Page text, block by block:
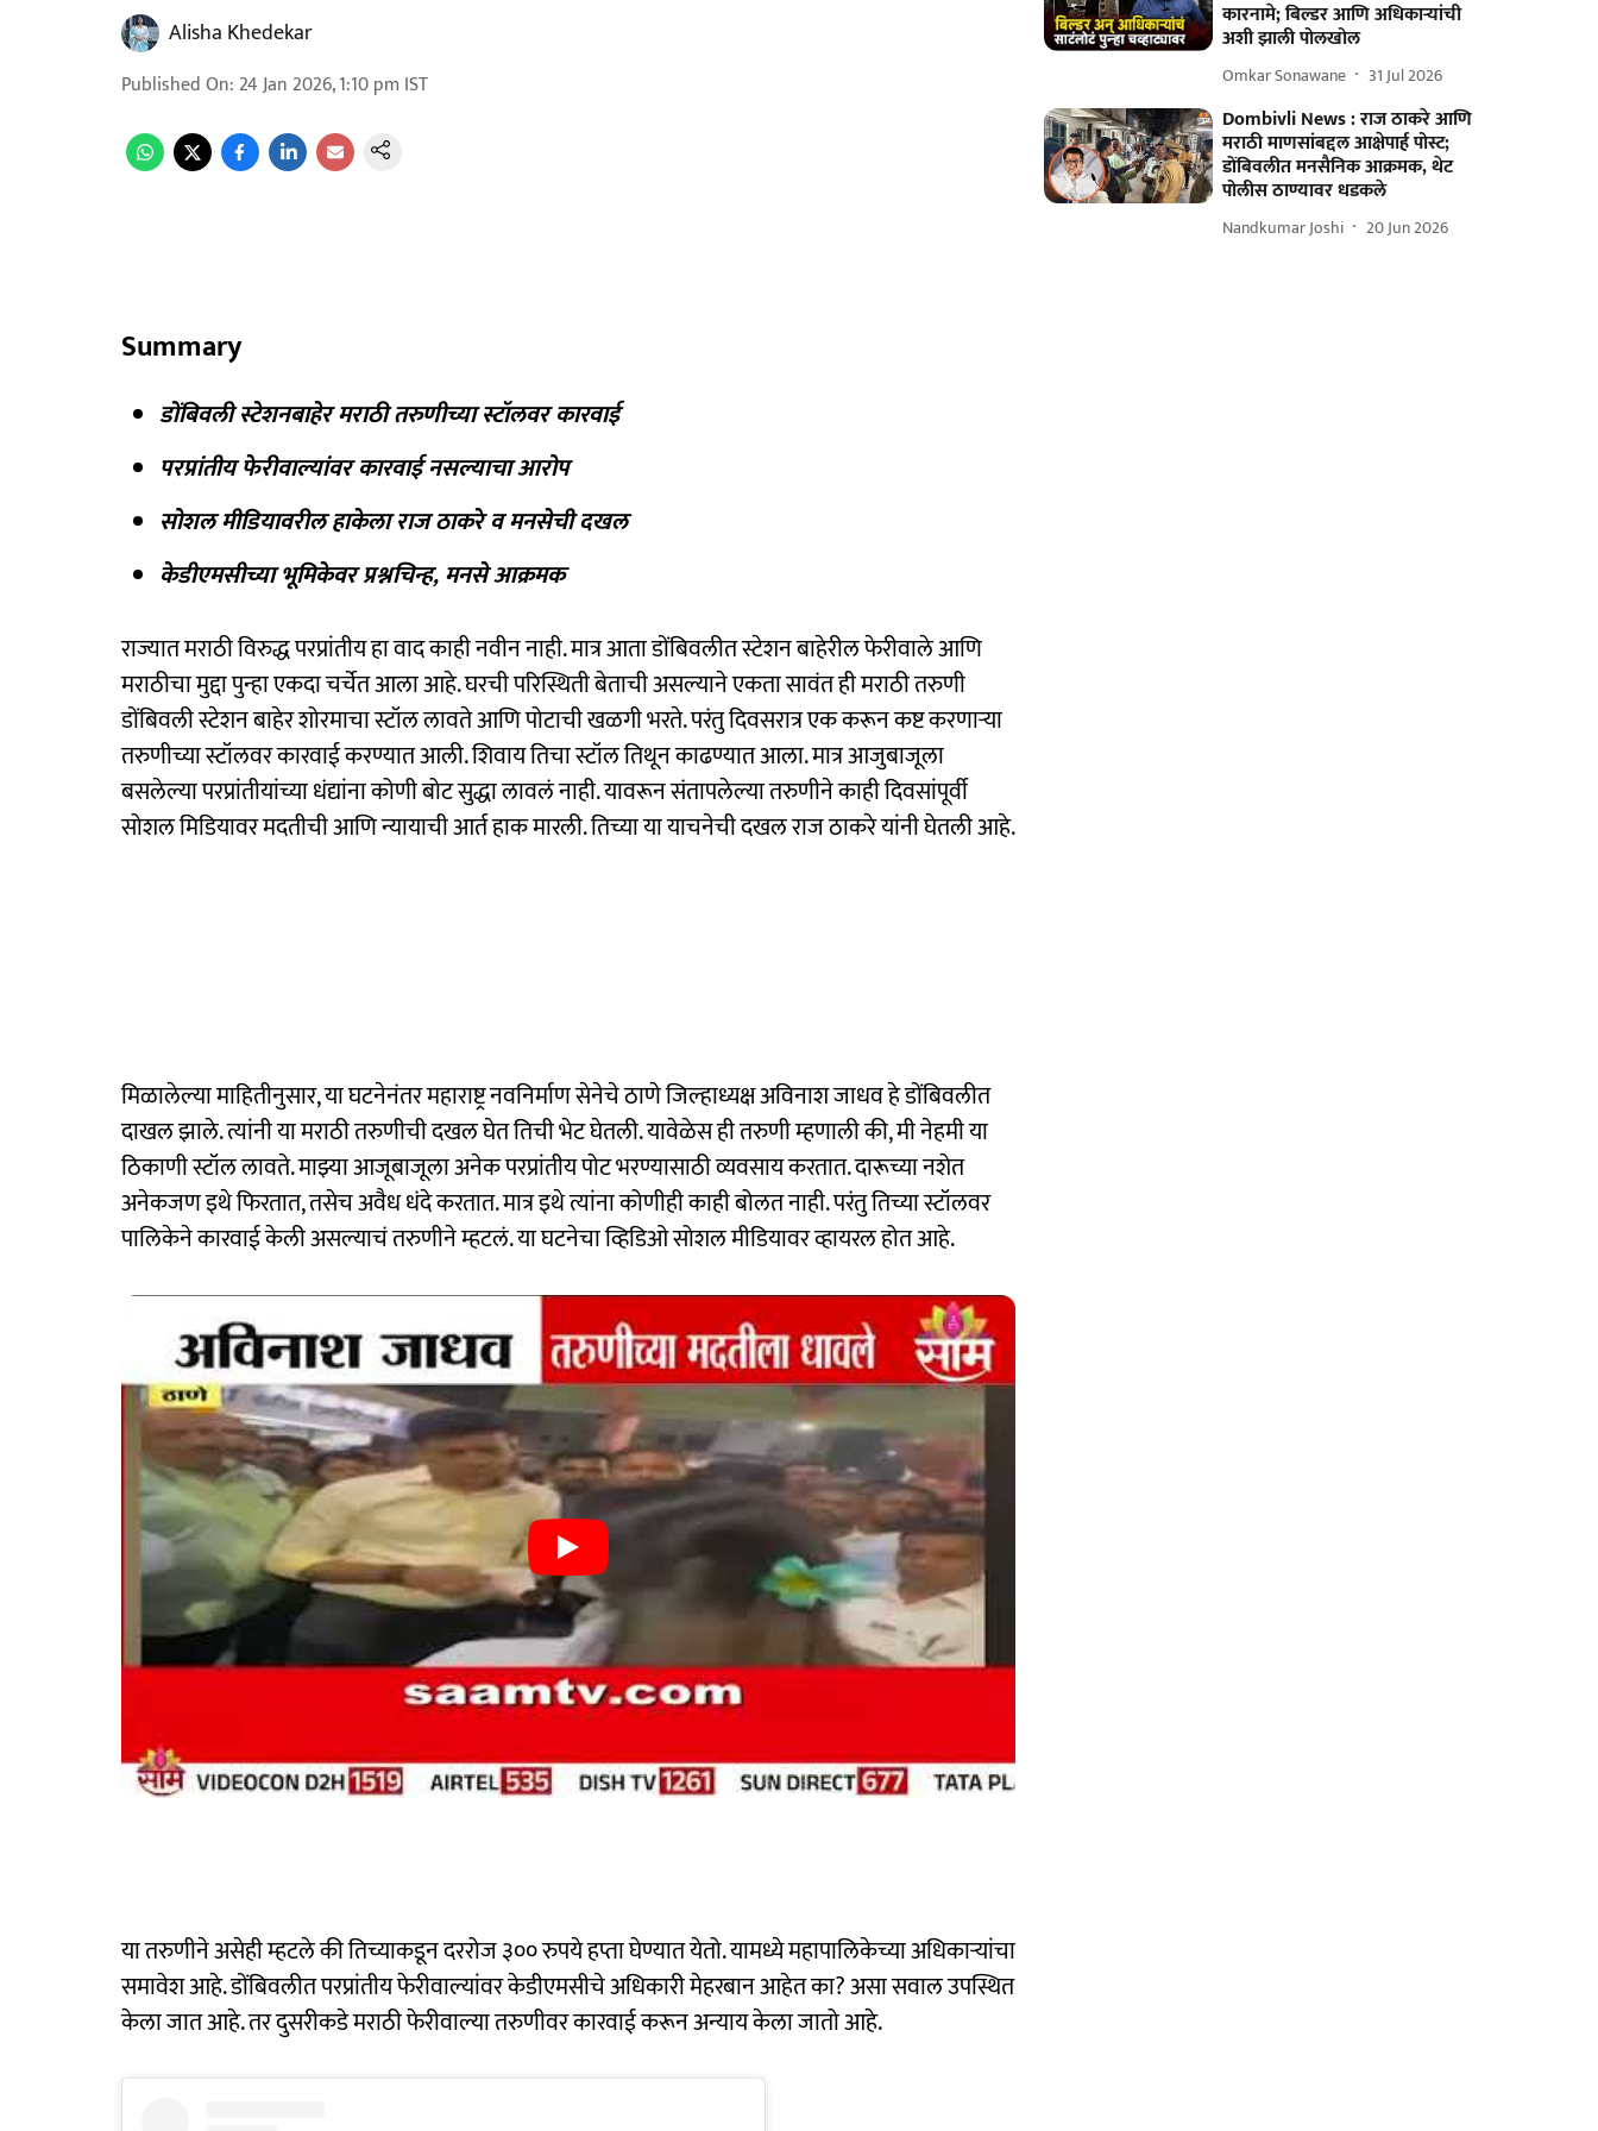
Alisha Khedekar
Published On: 24 Jan 2026, 1:10 pm IST
Summary
डोंबिवली स्टेशनबाहेर मराठी तरुणीच्या स्टॉलवर कारवाई
परप्रांतीय फेरीवाल्यांवर कारवाई नसल्याचा आरोप
सोशल मीडियावरील हाकेला राज ठाकरे व मनसेची दखल
केडीएमसीच्या भूमिकेवर प्रश्नचिन्ह, मनसे आक्रमक
राज्यात मराठी विरुद्ध परप्रांतीय हा वाद काही नवीन नाही. मात्र आता डोंबिवलीत स्टेशन बाहेरील फेरीवाले आणि
मराठीचा मुद्दा पुन्हा एकदा चर्चेत आला आहे. घरची परिस्थिती बेताची असल्याने एकता सावंत ही मराठी तरुणी
डोंबिवली स्टेशन बाहेर शोरमाचा स्टॉल लावते आणि पोटाची खळगी भरते. परंतु दिवसरात्र एक करून कष्ट करणाऱ्या
तरुणीच्या स्टॉलवर कारवाई करण्यात आली. शिवाय तिचा स्टॉल तिथून काढण्यात आला. मात्र आजुबाजूला
बसलेल्या परप्रांतीयांच्या धंद्यांना कोणी बोट सुद्धा लावलं नाही. यावरून संतापलेल्या तरुणीने काही दिवसांपूर्वी
सोशल मिडियावर मदतीची आणि न्यायाची आर्त हाक मारली. तिच्या या याचनेची दखल राज ठाकरे यांनी घेतली आहे.
मिळालेल्या माहितीनुसार, या घटनेनंतर महाराष्ट्र नवनिर्माण सेनेचे ठाणे जिल्हाध्यक्ष अविनाश जाधव हे डोंबिवलीत
दाखल झाले. त्यांनी या मराठी तरुणीची दखल घेत तिची भेट घेतली. यावेळेस ही तरुणी म्हणाली की, मी नेहमी या
ठिकाणी स्टॉल लावते. माझ्या आजूबाजूला अनेक परप्रांतीय पोट भरण्यासाठी व्यवसाय करतात. दारूच्या नशेत
अनेकजण इथे फिरतात, तसेच अवैध धंदे करतात. मात्र इथे त्यांना कोणीही काही बोलत नाही. परंतु तिच्या स्टॉलवर
पालिकेने कारवाई केली असल्याचं तरुणीने म्हटलं. या घटनेचा व्हिडिओ सोशल मीडियावर व्हायरल होत आहे.
या तरुणीने असेही म्हटले की तिच्याकडून दररोज ३०० रुपये हप्ता घेण्यात येतो. यामध्ये महापालिकेच्या अधिकाऱ्यांचा
समावेश आहे. डोंबिवलीत परप्रांतीय फेरीवाल्यांवर केडीएमसीचे अधिकारी मेहरबान आहेत का? असा सवाल उपस्थित
केला जात आहे. तर दुसरीकडे मराठी फेरीवाल्या तरुणीवर कारवाई करून अन्याय केला जातो आहे.
कारनामे; बिल्डर आणि अधिकाऱ्यांची
अशी झाली पोलखोल
Omkar Sonawane 31 Jul 2026
Dombivli News : राज ठाकरे आणि
मराठी माणसांबद्दल आक्षेपार्ह पोस्ट;
डोंबिवलीत मनसैनिक आक्रमक, थेट
पोलीस ठाण्यावर धडकले
Nandkumar Joshi 20 Jun 2026